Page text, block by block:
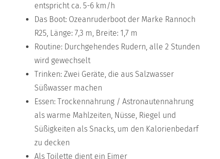
entspricht ca. 5-6 km/h
Das Boot: Ozeanruderboot der Marke Rannoch
R25, Länge: 7,3 m, Breite: 1,7 m
Routine: Durchgehendes Rudern, alle 2 Stunden
wird gewechselt
Trinken: Zwei Geräte, die aus Salzwasser
Süßwasser machen
Essen: Trockennahrung / Astronautennahrung
als warme Mahlzeiten, Nüsse, Riegel und
Süßigkeiten als Snacks, um den Kalorienbedarf
zu decken
Als Toilette dient ein Eimer